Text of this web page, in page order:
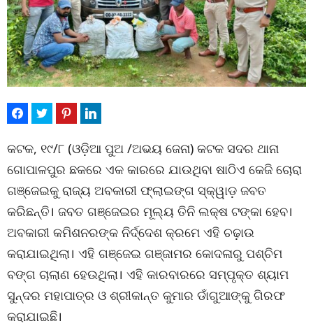
କଟକ, ୧୯/୮ (ଓଡ଼ିଆ ପୁଅ /ଅଭୟ ଜେନା) କଟକ ସଦର ଥାନା
ଗୋପାଳପୁର ଛକରେ ଏକ କାରରେ ଯାଉଥିବା ଷାଠିଏ କେଜି ଚୋରା
ଗଞ୍ଜେଇକୁ ରାଜ୍ୟ ଅବକାରୀ ଫ୍ଲାଇଙ୍ଗ ସ୍କ୍ୱାଡ଼ ଜବତ
କରିଛନ୍ତି। ଜବତ ଗଞ୍ଜେଇର ମୂଲ୍ୟ ତିନି ଲକ୍ଷ ଟଙ୍କା ହେବ।
ଅବକାରୀ କମିଶନରଙ୍କ ନିର୍ଦ୍ଦେଶ କ୍ରମେ ଏହି ଚଢ଼ାଉ
କରାଯାଇଥିଲା। ଏହି ଗଞ୍ଜେଇ ଗଞ୍ଜାମର କୋଦଳାରୁ ପଶ୍ଚିମ
ବଙ୍ଗ ଚାଲାଣ ହେଉଥିଲା। ଏହି କାରବାରରେ ସମ୍ପୃକ୍ତ ଶ୍ୟାମ
ସୁନ୍ଦର ମହାପାତ୍ର ଓ ଶ୍ରୀକାନ୍ତ କୁମାର ଡାଁଗୁଆଙ୍କୁ ଗିରଫ
କରାଯାଇଛି।